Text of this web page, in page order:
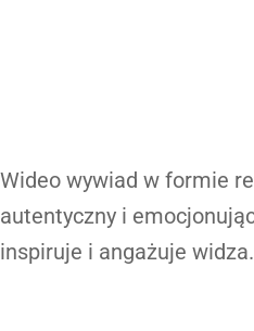
Wideo wywiad w formie
autentyczny i
inspiruje i angażuje widza.